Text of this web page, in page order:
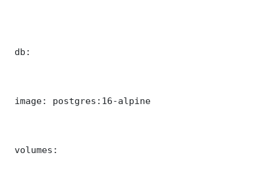
db:
image: postgres:16-alpine
volumes: